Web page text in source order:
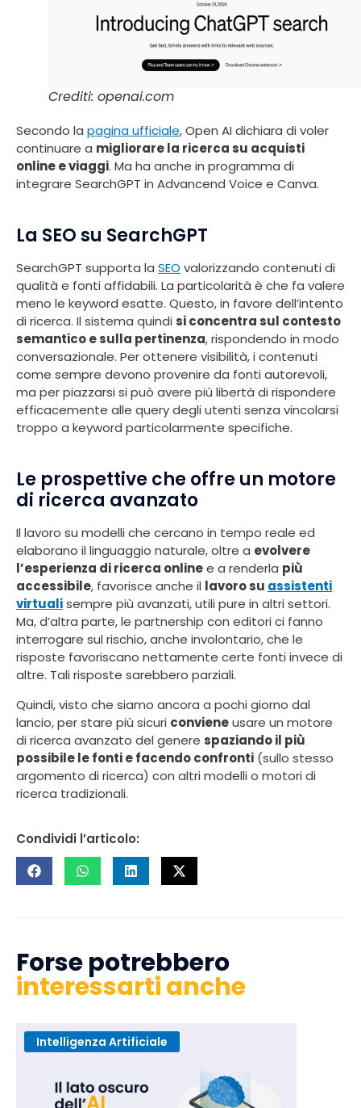
Crediti: openai.com
Secondo la pagina ufficiale, Open AI dichiara di voler
continuare a migliorare la ricerca su acquisti
online e viaggi. Ma ha anche in programma di
integrare SearchGPT in Advancend Voice e Canva.
La SEO su SearchGPT
SearchGPT supporta la SEO valorizzando contenuti di
qualità e fonti affidabili. La particolarità è che fa valere
meno le keyword esatte. Questo, in favore dell’intento
di ricerca. Il sistema quindi si concentra sul contesto
semantico e sulla pertinenza, rispondendo in modo
conversazionale. Per ottenere visibilità, i contenuti
come sempre devono provenire da fonti autorevoli,
ma per piazzarsi si può avere più libertà di rispondere
efficacemente alle query degli utenti senza vincolarsi
troppo a keyword particolarmente specifiche.
Le prospettive che offre un motore
di ricerca avanzato
Il lavoro su modelli che cercano in tempo reale ed
elaborano il linguaggio naturale, oltre a evolvere
l’esperienza di ricerca onlinee a renderla più
accessibile, favorisce anche il lavoro su assistenti
virtualisempre più avanzati, utili pure in altri settori.
Ma, d’altra parte, le partnership con editori ci fanno
interrogare sul rischio, anche involontario, che le
risposte favoriscano nettamente certe fonti invece di
altre. Tali risposte sarebbero parziali.
Quindi, visto che siamo ancora a pochi giorno dal
lancio, per stare più sicuri convieneusare un motore
di ricerca avanzato del genere spaziando il più
possibile le fonti e facendo confronti (sullo stesso
argomento di ricerca) con altri modelli o motori di
ricerca tradizionali.
Condividi l’articolo:
Forse potrebbero
interessarti anche
Intelligenza Artificiale